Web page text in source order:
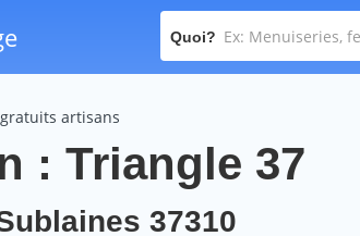
Quoi?
artisans
: Triangle 37
37310